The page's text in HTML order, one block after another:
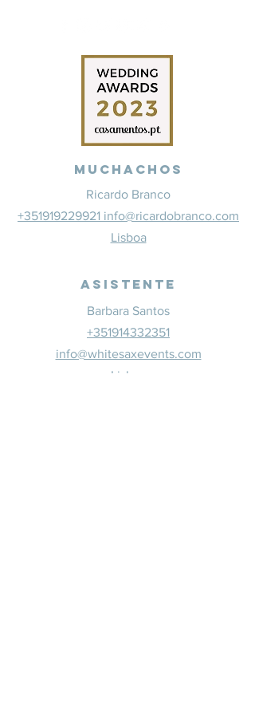
Muchachos
Ricardo Branco
+351919229921 info@ricardobranco.com
Lisboa
Asistente
Barbara Santos
+351914332351
info@whitesaxevents.com
Lisboa